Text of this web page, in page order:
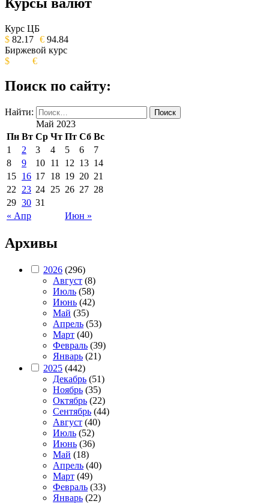
ОБЩЕСТВЕННО-ПОЛИТИЧЕСКОЕ
ИЗДАНИЕ КАМЧАТСКОГО КРАЯ.
Курс ЦБ
$ 82.17 € 94.84
Биржевой курс
$
€
Поиск по сайту:
Найти:
Май 2023
Пн Вт Ср Чт Пт Сб Вс
« Апр Июн »
1 2 3 4 5 6
7
8
9 10 11 12 13 14
15 16 17 18 19 20 21
22
23 24 25 26 27 28
29 30 31
Архивы
2026 (296)
Август (8)
Июль (58)
Июнь (42)
Май (35)
Апрель (53)
Март (40)
Февраль (39)
Январь (21)
2025 (442)
Декабрь (51)
Ноябрь (35)
Октябрь (22)
Сентябрь (44)
Август (40)
Июль (52)
Июнь (36)
Май (18)
Апрель (40)
Март (49)
Февраль (33)
Январь (22)